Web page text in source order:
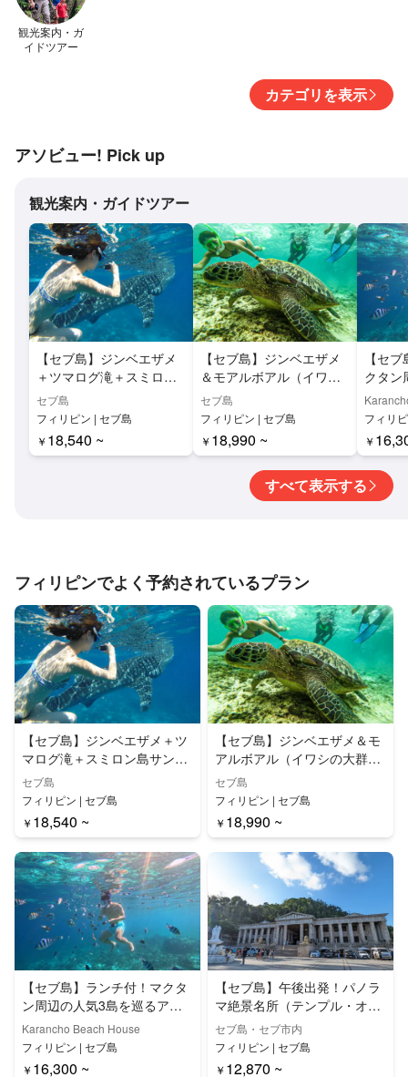
観光案内・ガ
イドツアー
カテゴリを表示
アソビュー! Pick up
観光案内・ガイドツアー
すべて表示する
【セブ島】ジンベエザメ
＋ツマログ滝＋スミロン
島サンドバー日帰りツア
ー
セブ島
フィリピン | セブ島
￥ 18,540 ~
【セブ島】ジンベエザメ
＆モアルボアル（イワシ
の大群＆ウミガメ）日帰
りシュノーケリングツア
セブ島
フィリピン | セブ島
￥ 18,990 ~
【セ
クタン
るアイ
日帰り
ン島
保護
フィリ
￥
フィリピンでよく予約されているプラン
【セブ島】ジンベエザメ＋ツ
マログ滝＋スミロン島サンド
バー日帰りツアー
セブ島
フィリピン | セブ島
￥ 18,540 ~
【セブ島】ジンベエザメ＆モ
アルボアル（イワシの大群＆
ウミガメ）日帰りシュノーケ
リングツアー
セブ島
フィリピン | セブ島
￥ 18,990 ~
【セブ島】ランチ付！マクタ
ン周辺の人気3島を巡るアイ
ランドホッピング | 日帰りツ
アー（ナルスアン島、ヒルト
ゥガン海洋保護区、カオハガ
Karancho Beach House
フィリピン | セブ島
￥ 16,300 ~
【セブ島】午後出発！パノラ
マ絶景名所（テンプル・オ
ブ・レイア＆シラオガーデ
ン）＋夜景ディナー 半日ツア
セブ島・セブ市内
フィリピン | セブ島
￥ 12,870 ~